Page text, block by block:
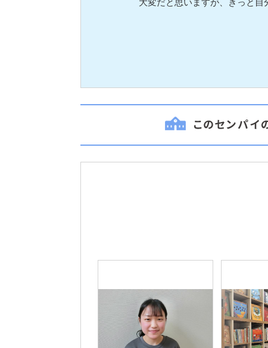
大変だと思いますが、きっと自